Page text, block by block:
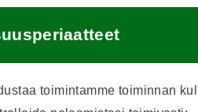
toimintamme toiminnan